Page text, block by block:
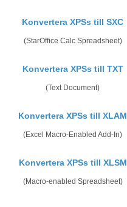
Konvertera XPSs till SXC
(StarOffice Calc Spreadsheet)
Konvertera XPSs till TXT
(Text Document)
Konvertera XPSs till XLAM
(Excel Macro-Enabled Add-In)
Konvertera XPSs till XLSM
(Macro-enabled Spreadsheet)